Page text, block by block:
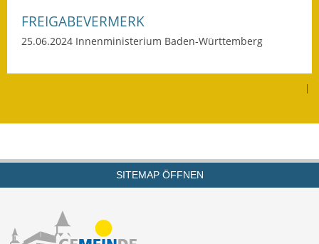
Gebäuden
Hochwassergefahrenkarte
Bürgerhaus
Kernzeitbetreuung
FREIGABEVERMERK
25.06.2024 Innenministerium Baden-Württemberg
|
SITEMAP ÖFFNEN